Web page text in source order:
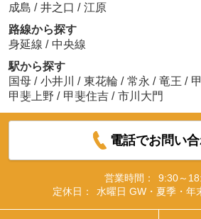
成島 / 井之口 / 江原
路線から探す
身延線 / 中央線
駅から探す
国母 / 小井川 / 東花輪 / 常永 / 竜王 /
甲斐上野 / 甲斐住吉 / 市川大門
電話でお問い
営業時間：
9:30～
定休日：
水曜日 GW・夏季・年